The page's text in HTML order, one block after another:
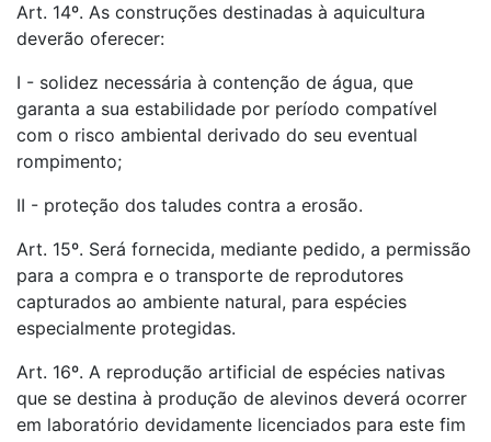
Art. 14º. As construções destinadas à aquicultura
deverão oferecer:
I - solidez necessária à contenção de água, que
garanta a sua estabilidade por período compatível
com o risco ambiental derivado do seu eventual
rompimento;
II - proteção dos taludes contra a erosão.
Art. 15º. Será fornecida, mediante pedido, a permissão
para a compra e o transporte de reprodutores
capturados ao ambiente natural, para espécies
especialmente protegidas.
Art. 16º. A reprodução artificial de espécies nativas
que se destina à produção de alevinos deverá ocorrer
em laboratório devidamente licenciados para este fim